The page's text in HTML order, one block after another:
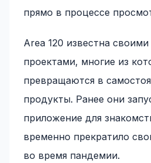
прямо в процессе
Area 120 известна
проектами, многие из
превращаются в
продукты. Ранее они
приложение для
временно прекратило
во время пандемии.